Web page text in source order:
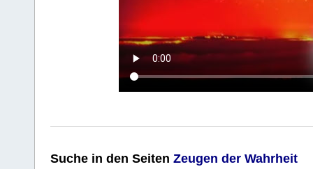
Suche in den Seiten Zeugen der Wahrheit